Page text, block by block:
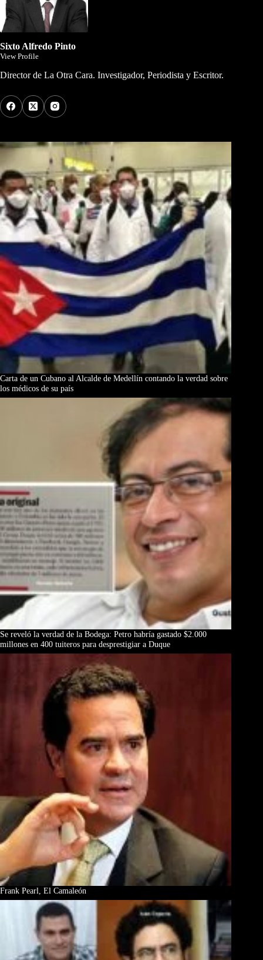
Sixto Alfredo Pinto
View Profile
Director de La Otra Cara. Investigador, Periodista y Escritor.
Carta de un Cubano al Alcalde de Medellín contando la verdad sobre
los médicos de su país
Se reveló la verdad de la Bodega: Petro habría gastado $2.000
millones en 400 tuiteros para desprestigiar a Duque
Frank Pearl, El Camaleón